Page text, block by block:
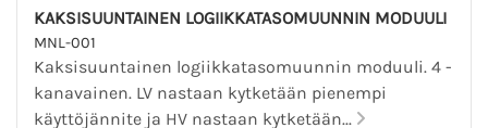
KAKSISUUNTAINEN LOGIIKKATASOMUUNNIN MODUULI
MNL-001
Kaksisuuntainen logiikkatasomuunnin moduuli. 4 -
kanavainen. LV nastaan kytketään pienempi
käyttöjännite ja HV nastaan kytketään...